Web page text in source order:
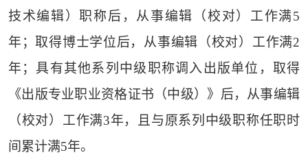
技术编辑）职称后，从事编辑（校对）工作满5
年；取得博士学位后，从事编辑（校对）工作满2
年；具有其他系列中级职称调入出版单位，取得
《出版专业职业资格证书（中级）》后，从事编辑
（校对）工作满3年，且与原系列中级职称任职时
间累计满5年。